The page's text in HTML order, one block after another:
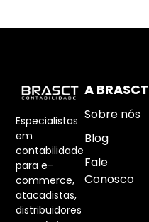
Especialistas
em
contabilidade
para e-
commerce,
atacadistas,
distribuidores
A BRASCT
Sobre nós
Blog
Fale
Conosco